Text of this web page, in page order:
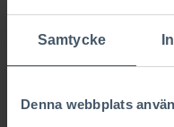
Samtycke
Denna webbplats
Vår
felbyggnation
vår byggkonstruktion.